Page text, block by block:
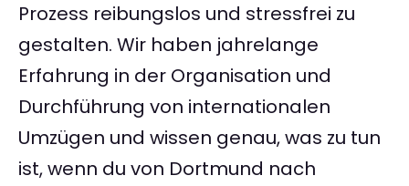
Prozess reibungslos und stressfrei zu
gestalten. Wir haben jahrelange
Erfahrung in der Organisation und
Durchführung von internationalen
Umzügen und wissen genau, was zu tun
ist, wenn du von Dortmund nach